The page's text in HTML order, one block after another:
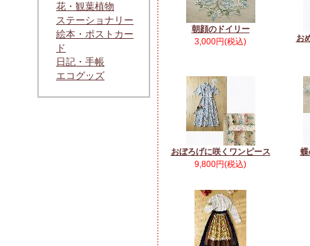
花・観葉植物
ステーショナリー
絵本・ポストカー
ド
日記・手帳
エコグッズ
朝顔のドイリー
3,000円(税込)
お
おぼろげに咲くワンピース
9,800円(税込)